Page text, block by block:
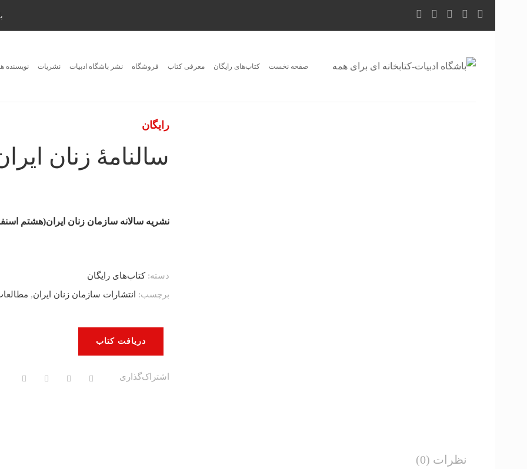
صفحه نخست کتاب‌های رایگان معرفی کتاب فروشگاه نشر باشگاه ادبیات نشریات نویسنده
رایگان
سالنامۀ زنان
نشریه سالانه سازمان زنان ایران(هشتم اسنفند
دریافت کتاب
دسته: کتاب‌های رایگان
برچسب:
انتشارات سازمان زنان ایران,
اشتراک‌گذاری
نظرات (0)